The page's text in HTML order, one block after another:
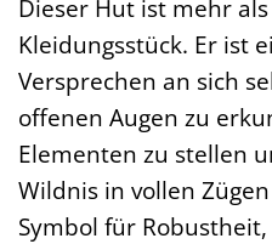
Dieser Hut ist mehr
Kleidungsstück. Er ist
Versprechen an sich
offenen Augen zu
Elementen zu stellen
Wildnis in vollen
Symbol für